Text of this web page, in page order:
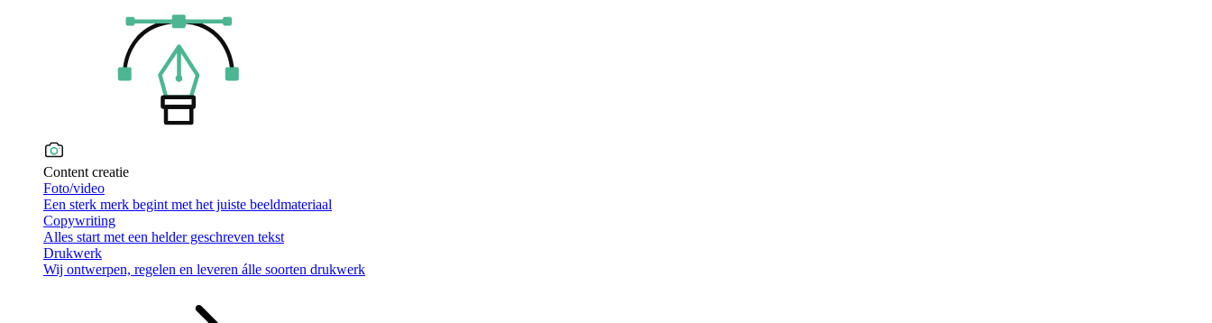
Content creatie
Foto/video
Een sterk merk begint met het juiste beeldmateriaal
Copywriting
Alles start met een helder geschreven tekst
Drukwerk
Wij ontwerpen, regelen en leveren álle soorten drukwerk